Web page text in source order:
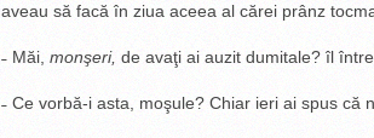
aveau să facă în ziua aceea al cărei prânz
˗ Măi, monşeri, de avaţi ai auzit dumitale? îl
­˗ Ce vorbă-i asta, moşule? Chiar ieri ai spus